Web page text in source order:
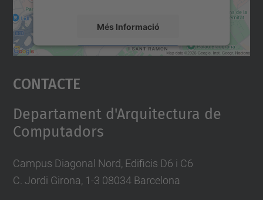
Més Informació
Accepta
powered by
Contacte
Departament d'Arquitectura de
Computadors
Campus Diagonal Nord, Edificis D6 i C6
C. Jordi Girona, 1-3 08034 Barcelona